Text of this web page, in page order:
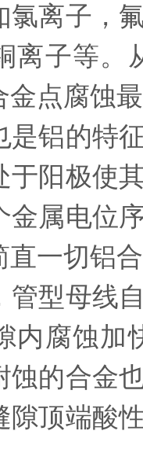
氯离子，
离子等。
金点腐蚀
的特征
于阳极使
金属电位
直一切铝
母线自
内腐蚀加
蚀的合金
隙顶端酸